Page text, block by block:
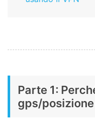
Parte 1:
gps/